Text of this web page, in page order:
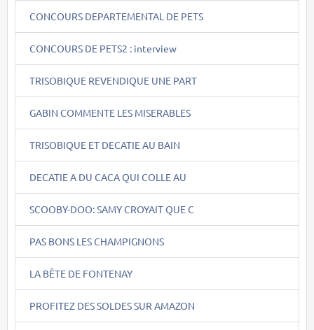
CONCOURS DEPARTEMENTAL DE PETS
CONCOURS DE PETS2 : interview
TRISOBIQUE REVENDIQUE UNE PART
GABIN COMMENTE LES MISERABLES
TRISOBIQUE ET DECATIE AU BAIN
DECATIE A DU CACA QUI COLLE AU
SCOOBY-DOO: SAMY CROYAIT QUE C
PAS BONS LES CHAMPIGNONS
LA BÊTE DE FONTENAY
PROFITEZ DES SOLDES SUR AMAZON